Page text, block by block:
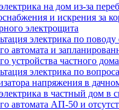
на дом из-за
и искрения за
электрощита
электрика по
автомата и
устройства частного дома
электрика по
напряжения в
в частный дом в
автомата АП-50 и